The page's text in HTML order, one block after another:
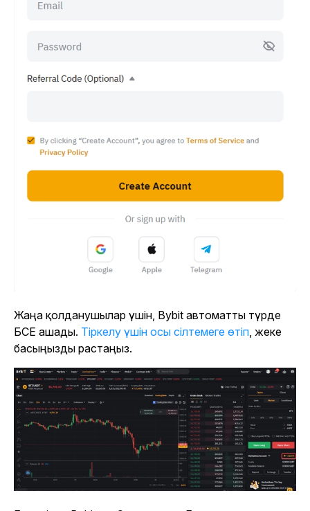
Жаңа қолданушылар үшін, Bybit автоматты түрде
БСЕ ашады. Тіркелу үшін осы сілтемеге өтіп , жеке
басыңызды растаңыз.